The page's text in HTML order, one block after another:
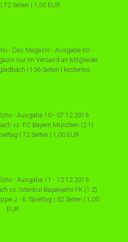
72 Seiten | 1,00 EUR
- Das Magazin - Ausgabe 60 -
nur im Versand an Mitglieder
| 156 Seiten | kostenlos
- Ausgabe 10 - 07.12.2019
vs. FC Bayern München (2:1)
| 72 Seiten | 1,00 EUR
- Ausgabe 11 - 12.12.2019
vs. Istanbul Başakşehir FK (1:2)
J - 6. Spieltag | 32 Seiten | 1,00
EUR